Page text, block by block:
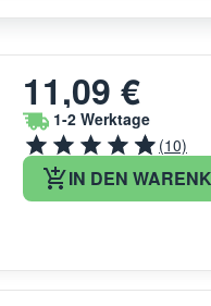
11,09 €
1-2 Werktage
(10)
IN DEN